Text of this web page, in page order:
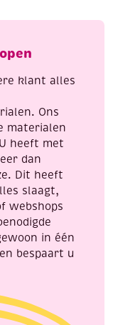
klant alles
Ons
materialen
heeft met
dan
Dit heeft
slaagt,
webshops
in één
bespaart u